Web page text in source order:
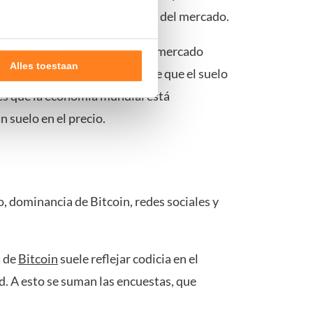
doelen of maak
verwerken op basis van
Alles toestaan
en las subidas y bajadas del mercado.
días de fuertes caídas en el mercado
podría haber sido señal de que el suelo
que la economía mundial está
suelo en el precio.
dominancia de Bitcoin, redes sociales y
deBitcoinsuele reflejar codicia en el
esto se suman las encuestas, que